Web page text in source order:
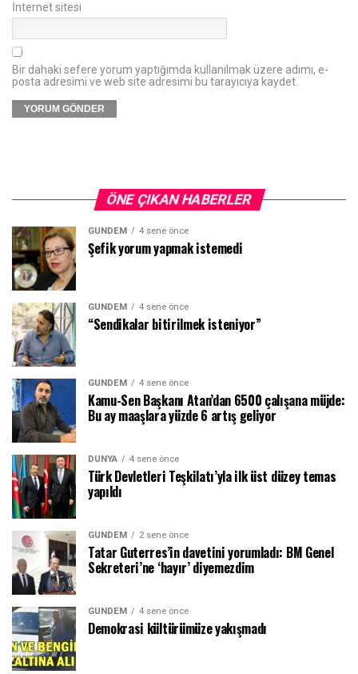
İnternet sitesi
Bir dahaki sefere yorum yaptığımda kullanılmak üzere adımı, e-
posta adresimi ve web site adresimi bu tarayıcıya kaydet.
ÖNE ÇIKAN HABERLER
GÜNDEM 4 sene önce
Şefik yorum yapmak istemedi
GÜNDEM 4 sene önce
“Sendikalar bitirilmek isteniyor”
GÜNDEM 4 sene önce
Kamu-Sen Başkanı Atan’dan 6500 çalışana müjde:
Bu ay maaşlara yüzde 6 artış geliyor
DÜNYA 4 sene önce
Türk Devletleri Teşkilatı’yla ilk üst düzey temas
yapıldı
GÜNDEM 2 sene önce
Tatar Guterres’in davetini yorumladı: BM Genel
Sekreteri’ne ‘hayır’ diyemezdim
GÜNDEM 4 sene önce
Demokrasi kültürümüze yakışmadı